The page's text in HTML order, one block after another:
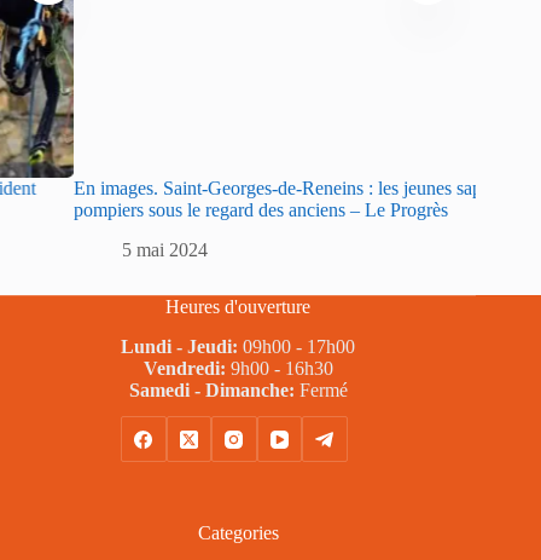
En images. Saint-Georges-de-Reneins : les jeunes sapeurs
pompiers sous le regard des anciens – Le Progrès
5 mai 2024
Heures d'ouverture
Lundi - Jeudi: 09h00 - 17h00
Vendredi: 9h00 - 16h30
Samedi - Dimanche: Fermé
Categories